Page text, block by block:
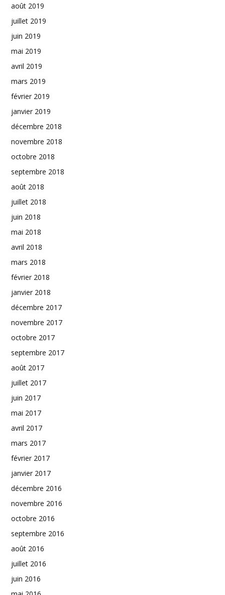
août 2019
juillet 2019
juin 2019
mai 2019
avril 2019
mars 2019
février 2019
janvier 2019
décembre 2018
novembre 2018
octobre 2018
septembre 2018
août 2018
juillet 2018
juin 2018
mai 2018
avril 2018
mars 2018
février 2018
janvier 2018
décembre 2017
novembre 2017
octobre 2017
septembre 2017
août 2017
juillet 2017
juin 2017
mai 2017
avril 2017
mars 2017
février 2017
janvier 2017
décembre 2016
novembre 2016
octobre 2016
septembre 2016
août 2016
juillet 2016
juin 2016